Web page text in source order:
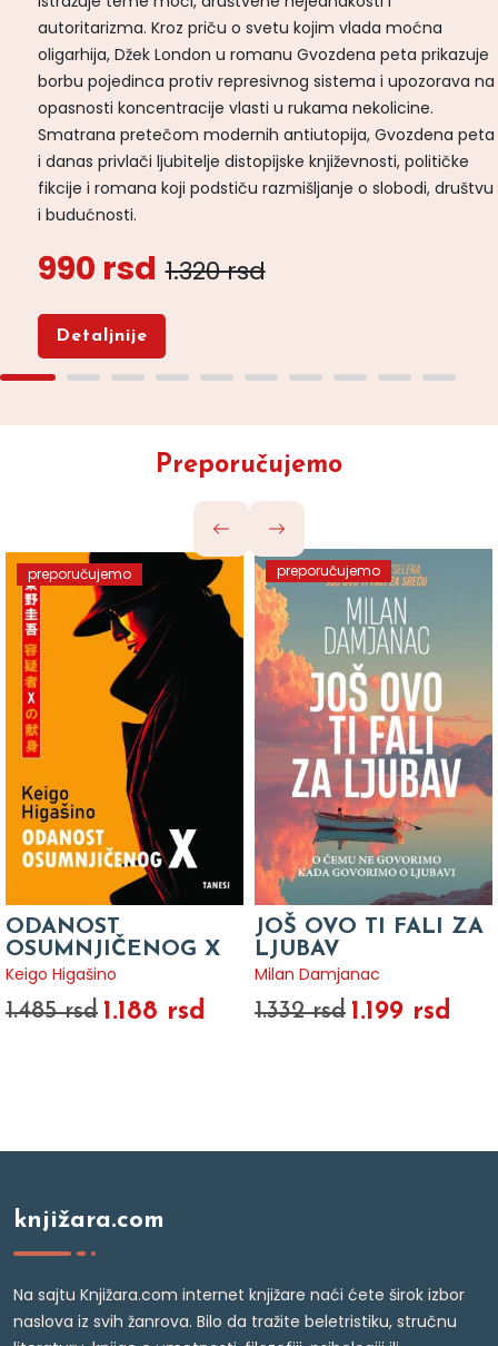
autoritarizma. Kroz priču o svetu kojim vlada moćna
oligarhija, Džek London u romanu Gvozdena peta prikazuje
borbu pojedinca protiv represivnog sistema i upozorava na
opasnosti koncentracije vlasti u rukama nekolicine.
Smatrana pretečom modernih antiutopija, Gvozdena peta
i danas privlači ljubitelje distopijske književnosti, političke
fikcije i romana koji podstiču razmišljanje o slobodi, društvu
i budućnosti.
990 rsd 1.320 rsd
Detaljnije
Preporučujemo
preporučujemo
ODANOST
OSUMNJIČENOG X
Keigo Higašino
1.485 rsd 1.188 rsd
preporučujemo
JOŠ OVO TI FALI ZA
LJUBAV
Milan Damjanac
1.332 rsd 1.199 rsd
knjižara.com
Na sajtu Knjižara.com internet knjižare naći ćete širok izbor
naslova iz svih žanrova. Bilo da tražite beletristiku, stručnu